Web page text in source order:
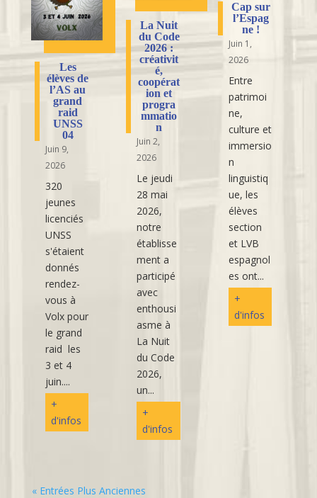
Les
élèves de
l’AS au
grand
raid
UNSS
04
Juin 9,
2026
320
jeunes
licenciés
UNSS
s'étaient
donnés
rendez-
vous à
Volx pour
le grand
raid les
3 et 4
juin....
+
d'infos
La Nuit
du Code
2026 :
créativit
é,
coopérat
ion et
progra
mmatio
n
Juin 2,
2026
Le jeudi
28 mai
2026,
notre
établisse
ment a
participé
avec
enthousi
asme à
La Nuit
du Code
2026,
un...
+
d'infos
Cap sur
l’Espag
ne !
Juin 1,
2026
Entre
patrimoi
ne,
culture et
immersio
n
linguistiq
ue, les
élèves
section
et LVB
espagnol
es ont...
+
d'infos
« Entrées Plus Anciennes